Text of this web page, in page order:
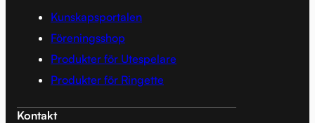
Kunskapsportalen
Föreningsshop
Produkter för Utespelare
Produkter för Ringette
Kontakt